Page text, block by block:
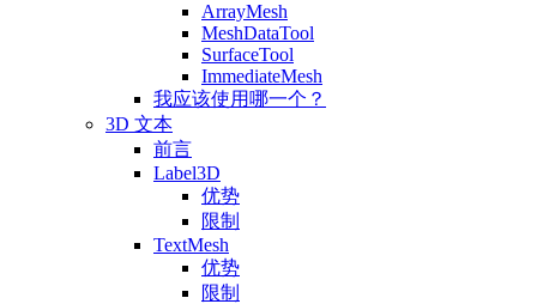
ArrayMesh
MeshDataTool
SurfaceTool
ImmediateMesh
我应该使用哪一个？
3D 文本
前言
Label3D
优势
限制
TextMesh
优势
限制